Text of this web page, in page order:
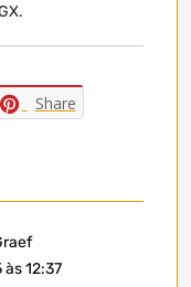
Share
às 12:37